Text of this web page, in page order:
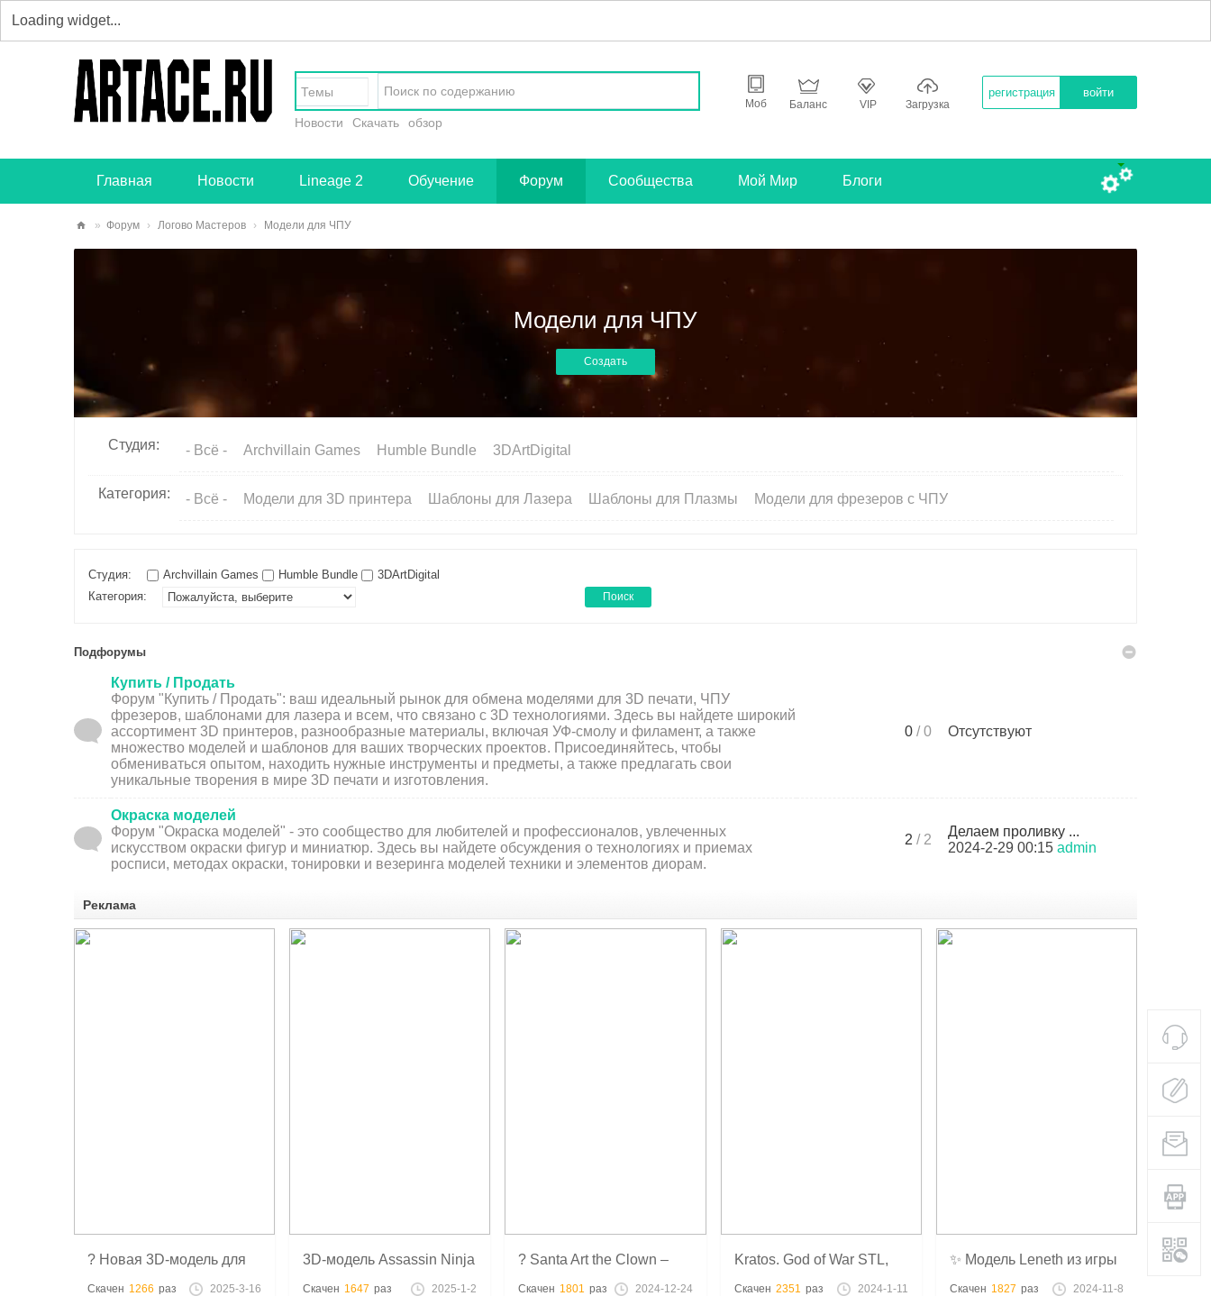
Темы
Новости Скачать обзор
Моб Баланс VIP Загрузка
регистрация войти
Главная Новости Lineage 2 Обучение Форум Сообщества Мой Мир Блоги
art
ор
» Форум › Логово Мастеров › Модели для ЧПУ
Модели для ЧПУ
Создать
Студия: - Всё - Archvillain Games Humble Bundle 3DArtDigital
Категория: - Всё - Модели для 3D принтера Шаблоны для Лазера Шаблоны для Плазмы Модели для фрезеров с ЧПУ
Студия: Archvillain Games Humble Bundle
3DArtDigital
Категория:
Поиск
Подфорумы
Купить / Продать
Форум "Купить / Продать": ваш идеальный рынок для обмена моделями для 3D печати, ЧПУ
фрезеров, шаблонами для лазера и всем, что связано с 3D технологиями. Здесь вы найдете широкий
ассортимент 3D принтеров, разнообразные материалы, включая УФ-смолу и филамент, а также
множество моделей и шаблонов для ваших творческих проектов. Присоединяйтесь, чтобы
обмениваться опытом, находить нужные инструменты и предметы, а также предлагать свои
уникальные творения в мире 3D печати и изготовления.
0 / 0 Отсутствуют
Окраска моделей
Форум "Окраска моделей" - это сообщество для любителей и профессионалов, увлеченных
искусством окраски фигур и миниатюр. Здесь вы найдете обсуждения о технологиях и приемах
росписи, методах окраски, тонировки и везеринга моделей техники и элементов диорам.
2 / 2
Делаем проливку ...
2024-2-29 00:15 admin
Реклама
? Новая 3D-модель для
печати – Боба Фетт! ?
Скачен 1266 раз 2025-3-16
3D-модель Assassin Ninja
Скачен 1647 раз 2025-1-2
? Santa Art the Clown –
STL модель для 3D
Скачен 1801 раз 2024-12-24
Kratos. God of War STL,
3D-файл
Скачен 2351 раз 2024-1-11
✨ Модель Leneth из игры
Valkyrie Profile ✨
Скачен 1827 раз 2024-11-8